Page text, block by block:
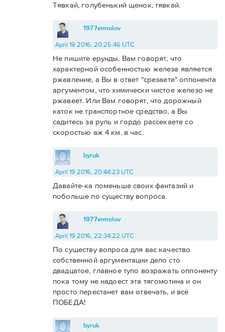
Тявкай, голубенький щенок, тявкай.
1977ermolov
April 19 2016, 20:25:46 UTC
Не пишите ерунды. Вам говорят, что
характерной особенностью железа является
ржавление, а Вы в ответ "срезаете" оппонента
аргументом, что химически чистое железо не
ржавеет. Или Вам говорят, что дорожный
каток не транспортное средство, а Вы
садитесь за руль и гордо рассекаете со
скоростью аж 4 км. в час.
byruk
April 19 2016, 20:44:23 UTC
Давайте-ка поменьше своих фантазий и
побольше по существу вопроса.
1977ermolov
April 19 2016, 22:34:22 UTC
По существу вопроса для вас качество
собственной аргументации дело сто
двадцатое, главное тупо возражать оппоненту
пока тому не надоест эта тягомотина и он
просто перестанет вам отвечать, и всё
ПОБЕДА!
byruk